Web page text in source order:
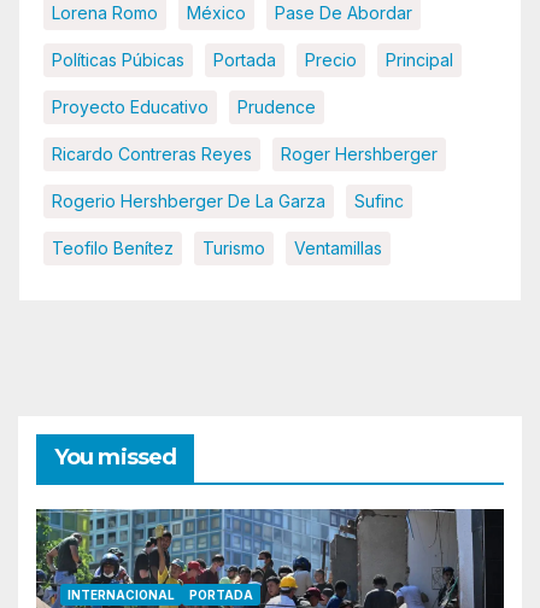
Lorena Romo México Pase De Abordar
Políticas Púbicas Portada Precio Principal
Proyecto Educativo Prudence
Ricardo Contreras Reyes Roger Hershberger
Rogerio Hershberger De La Garza Sufinc
Teofilo Benítez Turismo Ventamillas
You missed
INTERNACIONAL PORTADA